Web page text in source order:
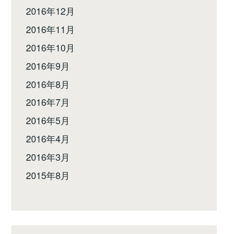
2016年12月
2016年11月
2016年10月
2016年9月
2016年8月
2016年7月
2016年5月
2016年4月
2016年3月
2015年8月